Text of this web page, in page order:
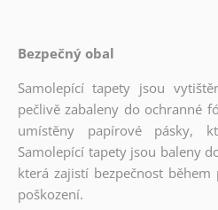
Bezpečný obal
Samolepící tapety jsou
pečlivě zabaleny do ochranné
umístěny papírové pásky,
Samolepící tapety jsou baleny
která zajistí bezpečnost
poškození.